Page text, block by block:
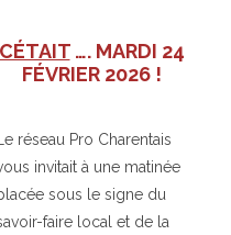
CÉTAIT…. MARDI 24
FÉVRIER 2026 !
Le réseau Pro Charentais
invitait à une matinée
sous le signe du
faire local et de la